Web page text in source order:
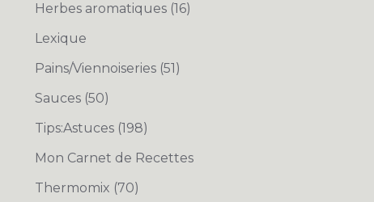
Herbes aromatiques (16)
Lexique
Pains/Viennoiseries (51)
Sauces (50)
Tips:Astuces (198)
Mon Carnet de Recettes
Thermomix (70)